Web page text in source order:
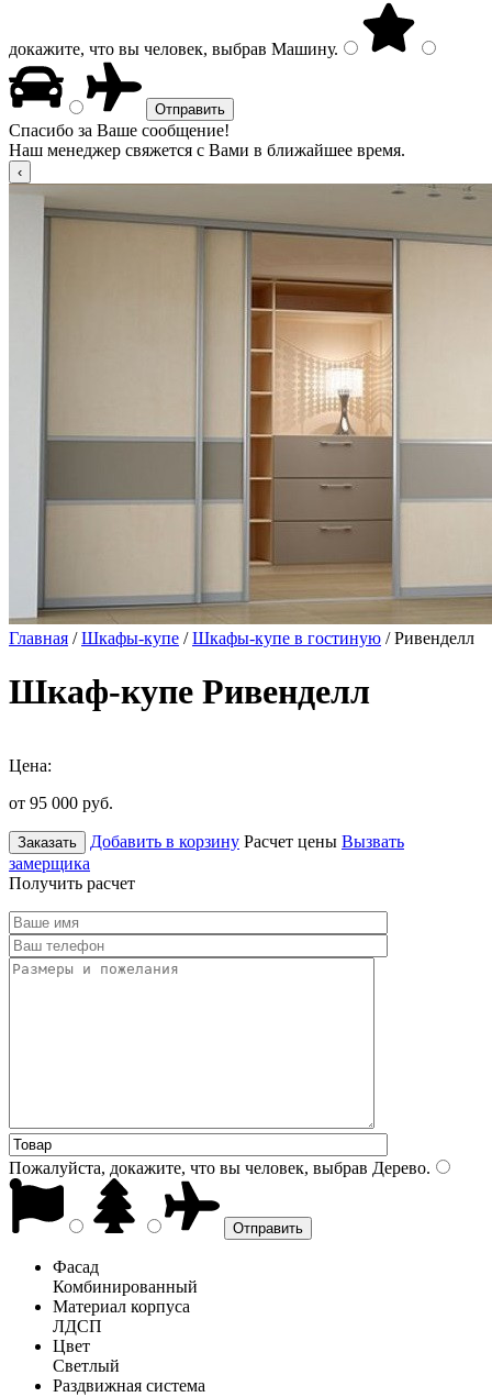
докажите, что вы человек, выбрав Машину.
Спасибо за Ваше сообщение!
Наш менеджер свяжется с Вами в ближайшее время.
Главная /Шкафы-купе /Шкафы-купе в гостиную / Ривенделл
Шкаф-купе Ривенделл
Цена:
от 95 000 руб.
Заказать Добавить в корзину Расчет цены Вызвать
замерщика
Получить расчет
Пожалуйста, докажите, что вы человек, выбрав Дерево.
Фасад
Комбинированный
Материал корпуса
ЛДСП
Цвет
Светлый
Раздвижная система